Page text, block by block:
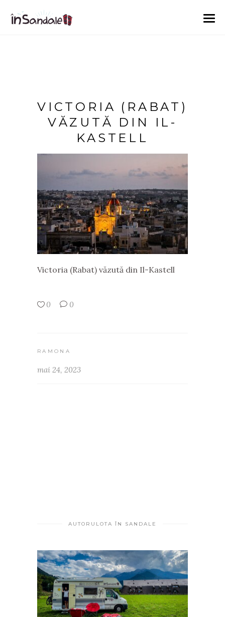
VICTORIA (RABAT)
VĂZUTĂ DIN IL-
KASTELL
Victoria (Rabat) văzută din Il-Kastell
0 0
RAMONA
mai 24, 2023
AUTORULOTA ÎN SANDALE